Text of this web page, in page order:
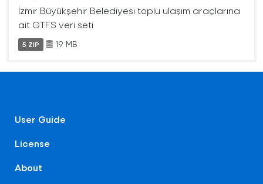
İzmir Büyükşehir Belediyesi toplu ulaşım araçlarına
ait GTFS veri seti
5 ZIP 19 MB
User Guide
License
About